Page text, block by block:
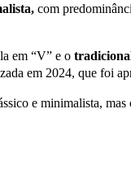
com
em “V” e o
em 2024, que foi
e minimalista, mas